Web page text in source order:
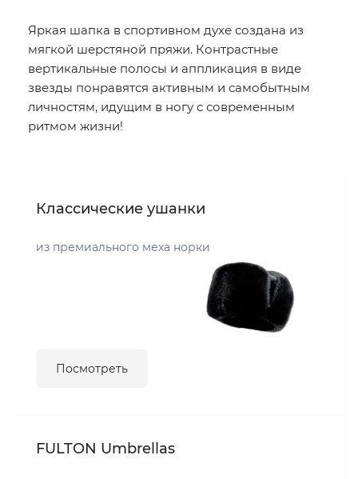
Яркая шапка в спортивном духе создана из
мягкой шерстяной пряжи. Контрастные
вертикальные полосы и аппликация в виде
звезды понравятся активным и самобытным
личностям, идущим в ногу с современным
ритмом жизни!
Классические ушанки
из премиального меха норки
Посмотреть
FULTON Umbrellas